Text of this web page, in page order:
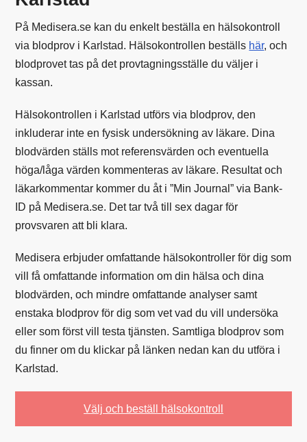
På Medisera.se kan du enkelt beställa en hälsokontroll
via blodprov i Karlstad. Hälsokontrollen beställs här, och
blodprovet tas på det provtagningsställe du väljer i
kassan.
Hälsokontrollen i Karlstad utförs via blodprov, den
inkluderar inte en fysisk undersökning av läkare. Dina
blodvärden ställs mot referensvärden och eventuella
höga/låga värden kommenteras av läkare. Resultat och
läkarkommentar kommer du åt i ”Min Journal” via Bank-
ID på Medisera.se. Det tar två till sex dagar för
provsvaren att bli klara.
Medisera erbjuder omfattande hälsokontroller för dig som
vill få omfattande information om din hälsa och dina
blodvärden, och mindre omfattande analyser samt
enstaka blodprov för dig som vet vad du vill undersöka
eller som först vill testa tjänsten. Samtliga blodprov som
du finner om du klickar på länken nedan kan du utföra i
Karlstad.
Välj och beställ hälsokontroll